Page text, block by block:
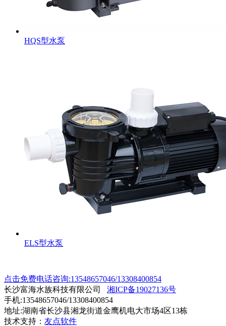
HQS型水泵
ELS型水泵
点击免费电话咨询:13548657046/13308400854
长沙富海水族科技有限公司 湘ICP备19027136号
手机:13548657046/13308400854
地址:湖南省长沙县湘龙街道金鹰机电大市场4区13栋
技术支持： 友点软件